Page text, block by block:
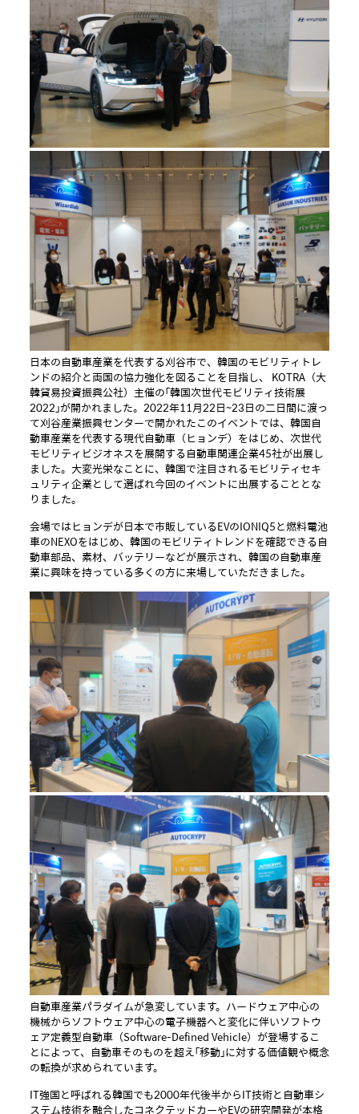
日本の自動車産業を代表する刈谷市で、韓国のモビリティトレ
ンドの紹介と両国の協力強化を図ることを目指し、 KOTRA（大
韓貿易投資振興公社）主催の「韓国次世代モビリティ技術展
2022」が開かれました。2022年11月22日~23日の二日間に渡っ
て刈谷産業振興センターで開かれたこのイベントでは、韓国自
動車産業を代表する現代自動車（ヒョンデ）をはじめ、次世代
モビリティビジオネスを展開する自動車関連企業45社が出展し
ました。大変光栄なことに、韓国で注目されるモビリティセキ
ュリティ企業として選ばれ今回のイベントに出展することとな
りました。
会場ではヒョンデが日本で市販しているEVのIONIQ5と燃料電池
車のNEXOをはじめ、韓国のモビリティトレンドを確認できる自
動車部品、素材、バッテリーなどが展示され、韓国の自動車産
業に興味を持っている多くの方に来場していただきました。
自動車産業パラダイムが急変しています。ハードウェア中心の
機械からソフトウェア中心の電子機器へと変化に伴いソフトウ
ェア定義型自動車（Software-Defined Vehicle）が登場するこ
とによって、自動車そのものを超え「移動」に対する価値観や概念
の転換が求められています。
IT強国と呼ばれる韓国でも2000年代後半からIT技術と自動車シ
ステム技術を融合したコネクテッドカーやEVの研究開発が本格